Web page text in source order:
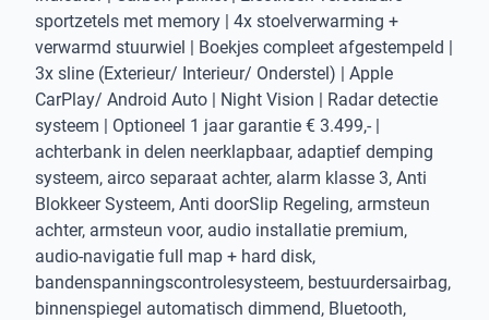
sportzetels met memory | 4x stoelverwarming +
verwarmd stuurwiel | Boekjes compleet afgestempeld |
3x sline (Exterieur/ Interieur/ Onderstel) | Apple
CarPlay/ Android Auto | Night Vision | Radar detectie
systeem | Optioneel 1 jaar garantie € 3.499,- |
achterbank in delen neerklapbaar, adaptief demping
systeem, airco separaat achter, alarm klasse 3, Anti
Blokkeer Systeem, Anti doorSlip Regeling, armsteun
achter, armsteun voor, audio installatie premium,
audio-navigatie full map + hard disk,
bandenspanningscontrolesysteem, bestuurdersairbag,
binnenspiegel automatisch dimmend, Bluetooth,